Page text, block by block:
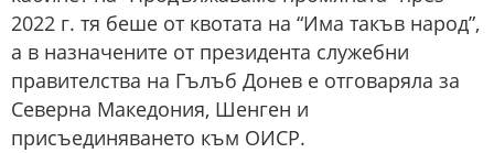
2022 г. тя беше от квотата на “Има такъв народ”,
а в назначените от президента служебни
правителства на Гълъб Донев е отговаряла за
Северна Македония, Шенген и
присъединяването към ОИСР.